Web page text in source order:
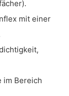
mit einer
im Bereich